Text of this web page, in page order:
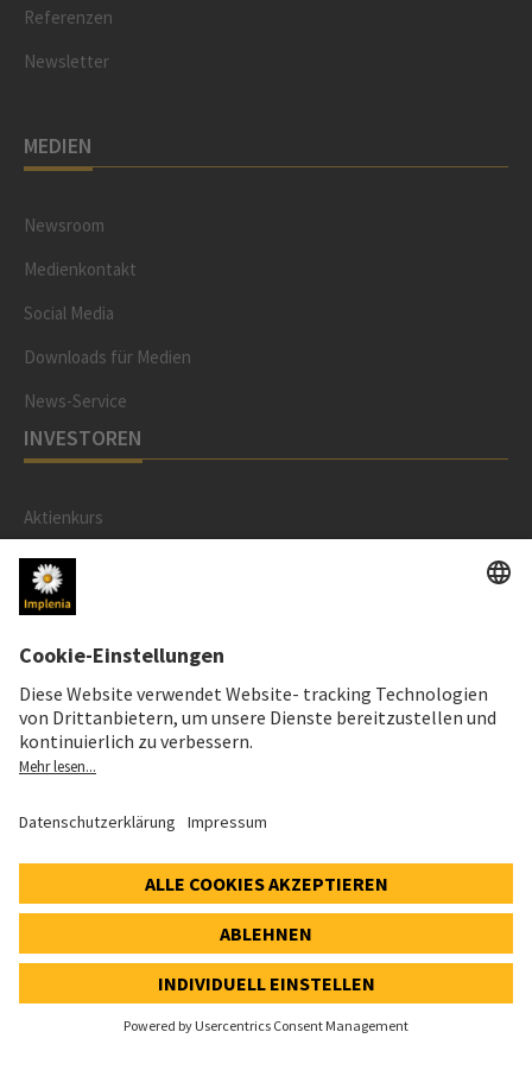
Referenzen
Newsletter
MEDIEN
Newsroom
Medienkontakt
Social Media
Downloads für Medien
News-Service
INVESTOREN
Aktienkurs
RECHTLICHES
Cookie- und Social-Media-Richtlinie
Cookie-Einstellungen
SWX: Implenia AG
62,30 CHF
0,00 CHF (0,00%)